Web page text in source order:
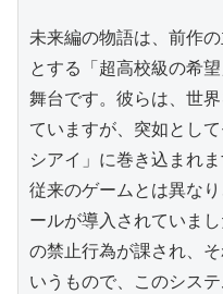
未来編の物語は、前作
とする「超高校級の希
舞台です。彼らは、世
ていますが、突如とし
シアイ」に巻き込まれ
従来のゲームとは異な
ールが導入されていま
の禁止行為が課され、
いうもので、このシス